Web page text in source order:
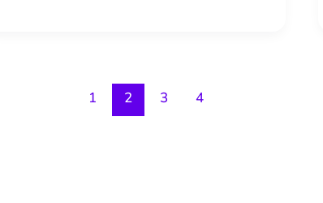
1 2 3 4